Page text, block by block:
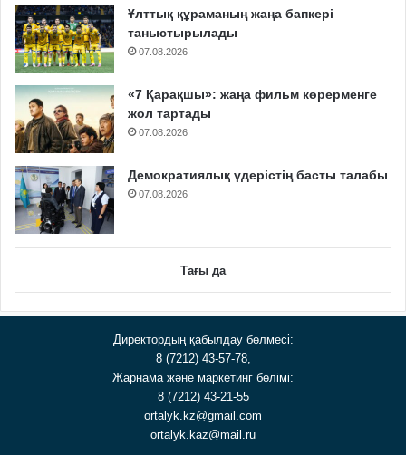
Ұлттық құраманың жаңа бапкері
таныстырылады
07.08.2026
«7 Қарақшы»: жаңа фильм көрерменге
жол тартады
07.08.2026
Демократиялық үдерістің басты талабы
07.08.2026
Тағы да
Директордың қабылдау бөлмесі:
8 (7212) 43-57-78,
Жарнама және маркетинг бөлімі:
8 (7212) 43-21-55
ortalyk.kz@gmail.com
ortalyk.kaz@mail.ru